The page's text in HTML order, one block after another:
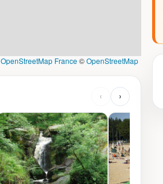
OpenStreetMap France©OpenStreetMap
‹ ›